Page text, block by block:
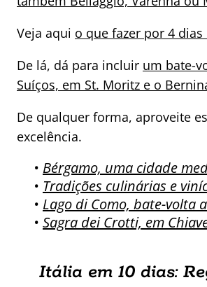
Veja aqui o que fazer por 4
De lá, dá para incluir um bate-
Suíços, em St. Moritz e o
De qualquer forma, aproveite
excelência.
• Bérgamo, uma cidade
• Tradições culinárias e
• Lago di Como, bate-volta
• Sagra dei Crotti, em
Itália em 10 dias: